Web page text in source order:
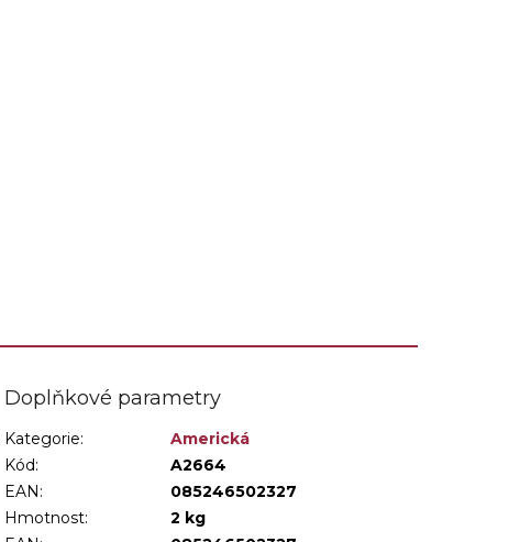
Doplňkové parametry
Kategorie:
Americká
Kód:
A2664
EAN:
085246502327
Hmotnost:
2 kg